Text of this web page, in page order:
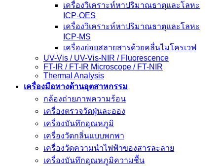
เครื่องวิเคราะห์หาปริมาณธาตุและโลหะ
ICP-OES
เครื่องวิเคราะห์หาปริมาณธาตุและโลหะ
ICP-MS
เครื่องย่อยสลายสารด้วยคลื่นไมโครเวฟ
UV-Vis / UV-Vis-NIR / Fluorescence
FT-IR / FT-IR Microscope / FT-NIR
Thermal Analysis
เครื่องมือทางด้านอุตสาหกรรม
กล้องถ่ายภาพความร้อน
เครื่องตรวจวัดฝุ่นละออง
เครื่องบันทึกอุณหภูมิ
เครื่องวัดกลิ่นแบบพกพา
เครื่องวัดความนําไฟฟ้าของสารละลาย
เครื่องบันทึกอุณหภูมิความชื้น